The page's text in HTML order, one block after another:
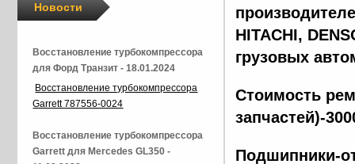
HITACHI,
грузовых
Стоимость
запчастей)-
Подшипники-
Новости
Восстановление турбокомпрессора
для Форд Транзит - 18.01.2024
Восстановление турбокомпрессора
Garrett 787556-0024
Восстановление турбокомпрессора
Garrett для Mercedes GL350 -